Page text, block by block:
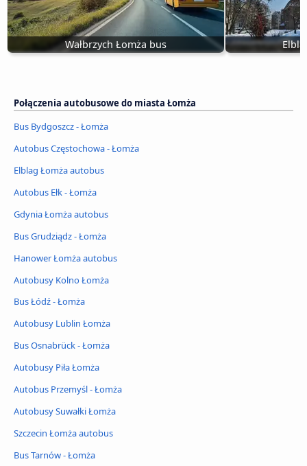
Wałbrzych Łomża bus
Połączenia autobusowe do miasta Łomża
Bus Bydgoszcz - Łomża
Autobus Częstochowa - Łomża
Elblag Łomża autobus
Autobus Ełk - Łomża
Gdynia Łomża autobus
Bus Grudziądz - Łomża
Hanower Łomża autobus
Autobusy Kolno Łomża
Bus Łódź - Łomża
Autobusy Lublin Łomża
Bus Osnabrück - Łomża
Autobusy Piła Łomża
Autobus Przemyśl - Łomża
Autobusy Suwałki Łomża
Szczecin Łomża autobus
Bus Tarnów - Łomża